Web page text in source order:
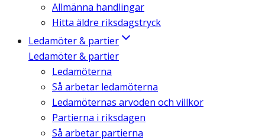
Allmänna handlingar
Hitta äldre riksdagstryck
Ledamöter & partier
Ledamöter & partier
Ledamöterna
Så arbetar ledamöterna
Ledamöternas arvoden och villkor
Partierna i riksdagen
Så arbetar partierna